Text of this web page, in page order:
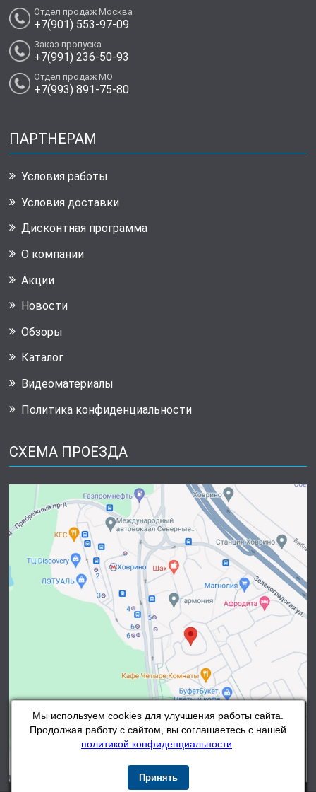
Мы используем cookies для улучшения работы сайта.
Продолжая работу с сайтом, вы соглашаетесь с нашей
политикой конфиденциальности
Принять
Отдел продаж Москва
+7(901) 553-97-09
Заказ пропуска
+7(991) 236-50-93
Отдел продаж МО
+7(993) 891-75-80
ПАРТНЕРАМ
Условия работы
Условия доставки
Дисконтная программа
О компании
Акции
Новости
Обзоры
Каталог
Видеоматериалы
Политика конфиденциальности
СХЕМА ПРОЕЗДА